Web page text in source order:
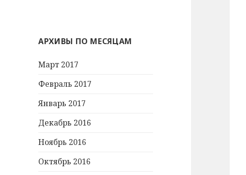
АРХИВЫ ПО МЕСЯЦАМ
Март 2017
Февраль 2017
Январь 2017
Декабрь 2016
Ноябрь 2016
Октябрь 2016